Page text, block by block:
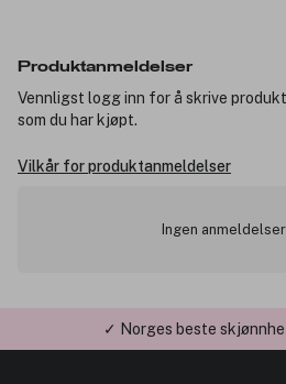
Produktanmeldelser
Vennligst logg inn for å skrive
som du har kjøpt.
Vilkår for produktanmeldelser
Ingen
✓ Norges beste